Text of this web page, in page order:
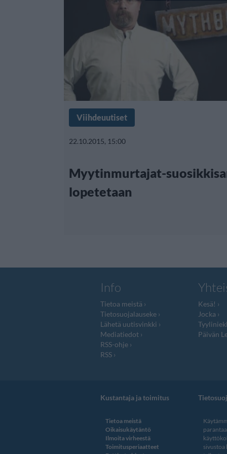
Viihdeuutiset
22.10.2015, 15:00
Myytinmurtajat-
lopetetaan
Info
Tietoa meistä
Tietosuojalauseke
Lähetä uutisvinkki
Mediatiedot
RSS-ohje
RSS
Kesä!
Jocka
Päivän
Kustantaja ja toimitus
Tietoa meistä
Oikaisukäytäntö
Ilmoita virheestä
Toimitusperiaatteet
sivustoa